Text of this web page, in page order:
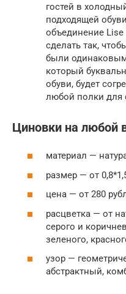
гостей в
подходящей
объединение Lise
сделать так,
были
который
обуви, будет
любой полки для
Циновки на любой
материал —
размер — от
цена — от 280
расцветка — от
серого и
зеленого,
узор —
абстрактный,